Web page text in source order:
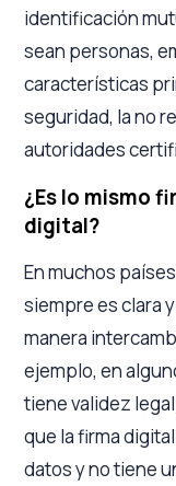
identificación
sean personas,
características
seguridad, la no
autoridades
¿Es lo mismo
digital?
En muchos
siempre es clara
manera
ejemplo, en
tiene validez
que la firma
datos y no tiene